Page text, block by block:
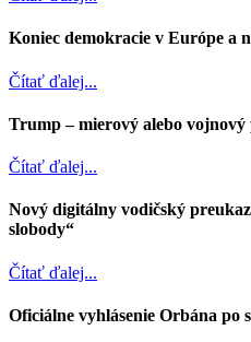
Koniec demokracie v Európe a
Čítať ďalej...
Trump – mierový alebo vojnový
Čítať ďalej...
Nový digitálny vodičský
slobody“
Čítať ďalej...
Oficiálne vyhlásenie Orbána po